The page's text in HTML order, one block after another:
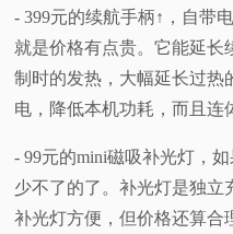
- 399元的续航手柄↑，自带
就是价格有点贵。它能延长
制时的发热，大幅延长过热
电，降低本机功耗，而且连
- 99元的mini磁吸补光灯，
少不了的了。补光灯是独立
补光灯方便，但价格还算合